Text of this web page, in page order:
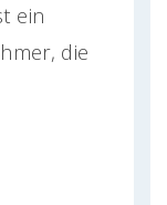
ein
die